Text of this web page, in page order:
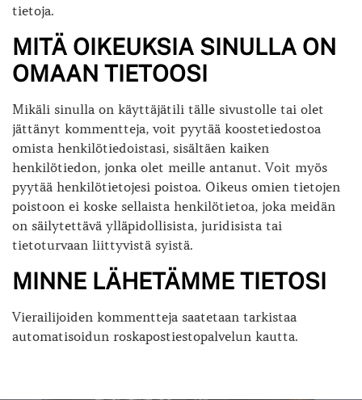
tietoja.
MITÄ OIKEUKSIA SINULLA ON
OMAAN TIETOOSI
Mikäli sinulla on käyttäjätili tälle sivustolle tai olet
jättänyt kommentteja, voit pyytää koostetiedostoa
omista henkilötiedoistasi, sisältäen kaiken
henkilötiedon, jonka olet meille antanut. Voit myös
pyytää henkilötietojesi poistoa. Oikeus omien tietojen
poistoon ei koske sellaista henkilötietoa, joka meidän
on säilytettävä ylläpidollisista, juridisista tai
tietoturvaan liittyvistä syistä.
MINNE LÄHETÄMME TIETOSI
Vierailijoiden kommentteja saatetaan tarkistaa
automatisoidun roskapostiestopalvelun kautta.